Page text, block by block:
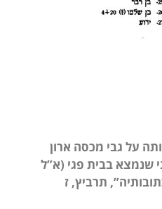
על גבי מכסה ארון
שנמצא בבית פגי (א”ל
תרביץ, ז